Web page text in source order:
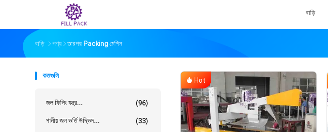
বাড়ি
বাড়ি পণ্য তারপর Packing মেশিন
কতগুলি
জল ফিলিং যন্ত্র... (96)
পানীয় জল ভর্তি উদ্ভিদ... (33)
Hot